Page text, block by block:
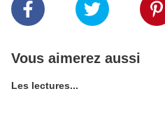
Vous aimerez aussi
Les lectures...